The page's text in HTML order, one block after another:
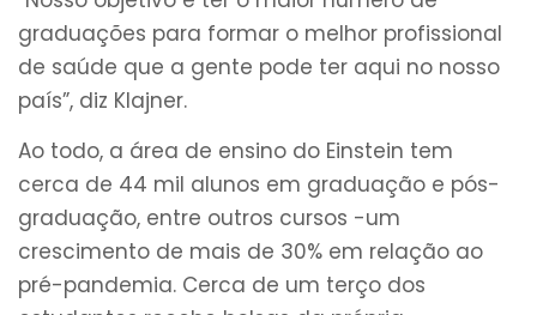
graduações para formar o melhor profissional
de saúde que a gente pode ter aqui no nosso
país”, diz Klajner.
Ao todo, a área de ensino do Einstein tem
cerca de 44 mil alunos em graduação e pós-
graduação, entre outros cursos -um
crescimento de mais de 30% em relação ao
pré-pandemia. Cerca de um terço dos